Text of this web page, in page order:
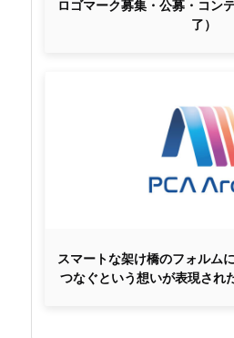
ロゴマーク募集・公募・コン
了）
スマートな架け橋のフォルム
つなぐという想いが表現され